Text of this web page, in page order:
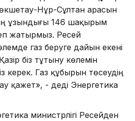
Нұр-Сұлтан арасын
ұзындығы 146 шақырым
жатырмыз. Ресей
газ беруге дайын екені
біз тұтыну көлемін
керек. Газ құбырын төсеудің
қажет», - деді Энергетика
министрлігі Ресейден